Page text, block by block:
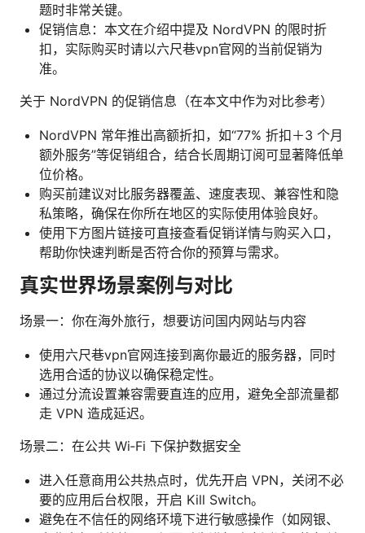
题时非常关键。
促销信息：本文在介绍中提及 NordVPN 的限时折
扣，实际购买时请以六尺巷vpn官网的当前促销为
准。
关于 NordVPN 的促销信息（在本文中作为对比参考）
NordVPN 常年推出高额折扣，如“77% 折扣＋3 个月
额外服务”等促销组合，结合长周期订阅可显著降低单
位价格。
购买前建议对比服务器覆盖、速度表现、兼容性和隐
私策略，确保在你所在地区的实际使用体验良好。
使用下方图片链接可直接查看促销详情与购买入口，
帮助你快速判断是否符合你的预算与需求。
真实世界场景案例与对比
场景一：你在海外旅行，想要访问国内网站与内容
使用六尺巷vpn官网连接到离你最近的服务器，同时
选用合适的协议以确保稳定性。
通过分流设置兼容需要直连的应用，避免全部流量都
走 VPN 造成延迟。
场景二：在公共 Wi‑Fi 下保护数据安全
进入任意商用公共热点时，优先开启 VPN，关闭不必
要的应用后台权限，开启 Kill Switch。
避免在不信任的网络环境下进行敏感操作（如网银、